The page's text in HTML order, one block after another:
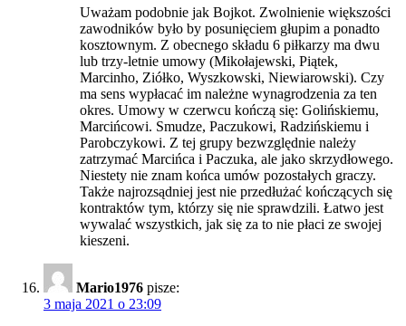
Uważam podobnie jak Bojkot. Zwolnienie większości
zawodników było by posunięciem głupim a ponadto
kosztownym. Z obecnego składu 6 piłkarzy ma dwu
lub trzy-letnie umowy (Mikołajewski, Piątek,
Marcinho, Ziółko, Wyszkowski, Niewiarowski). Czy
ma sens wypłacać im należne wynagrodzenia za ten
okres. Umowy w czerwcu kończą się: Golińskiemu,
Marcińcowi. Smudze, Paczukowi, Radzińskiemu i
Parobczykowi. Z tej grupy bezwzględnie należy
zatrzymać Marcińca i Paczuka, ale jako skrzydłowego.
Niestety nie znam końca umów pozostałych graczy.
Także najrozsądniej jest nie przedłużać kończących się
kontraktów tym, którzy się nie sprawdzili. Łatwo jest
wywalać wszystkich, jak się za to nie płaci ze swojej
kieszeni.
Mario1976 pisze:
3 maja 2021 o 23:09